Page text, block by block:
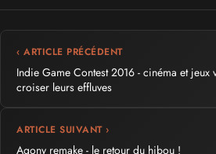
‹ ARTICLE PRÉCÉDENT
Indie Game Contest 2016 - cinéma et jeux
croiser leurs effluves
ARTICLE SUIVANT ›
Agony remake - le retour du hibou !